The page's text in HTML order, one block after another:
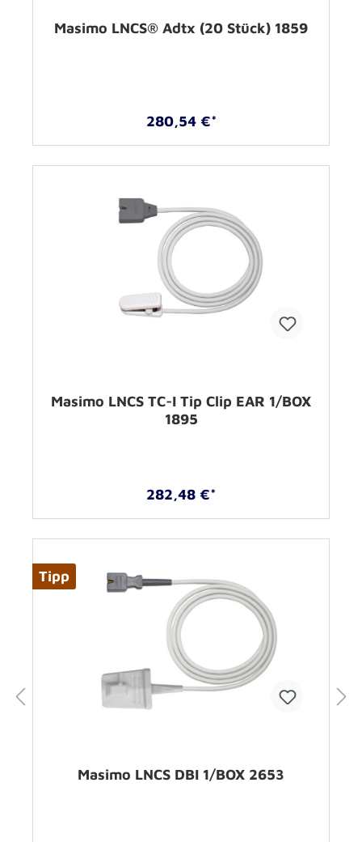
Masimo LNCS® Adtx (20 Stück) 1859
280,54 €*
Masimo LNCS TC-I Tip Clip EAR 1/BOX
1895
282,48 €*
Tipp
Masimo LNCS DBI 1/BOX 2653